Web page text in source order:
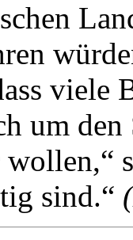
viele
um
sind.“